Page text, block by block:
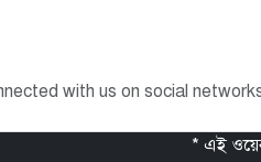
with us on social
* এই